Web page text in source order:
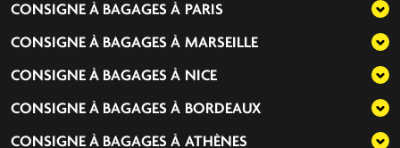
CONSIGNE À BAGAGES À PARIS
CONSIGNE À BAGAGES À MARSEILLE
CONSIGNE À BAGAGES À NICE
CONSIGNE À BAGAGES À BORDEAUX
CONSIGNE À BAGAGES À ATHÈNES